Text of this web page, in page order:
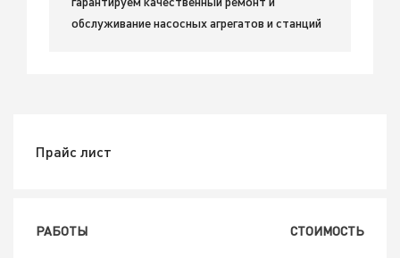
обслуживание насосных агрегатов и станций
Прайс лист
РАБОТЫ СТОИМОСТЬ